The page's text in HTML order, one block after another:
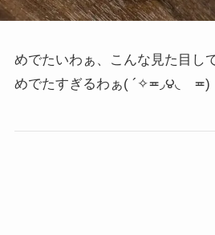
めでたいわぁ、こんな見た目し
めでたすぎるわぁ( ´✧≖◞౪◟ゝ≖)